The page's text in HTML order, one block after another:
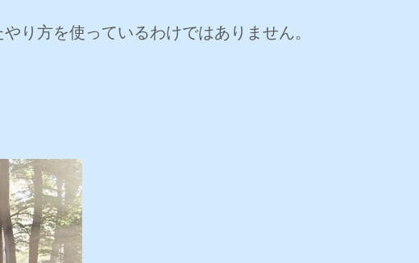
方を使っているわけではありません。